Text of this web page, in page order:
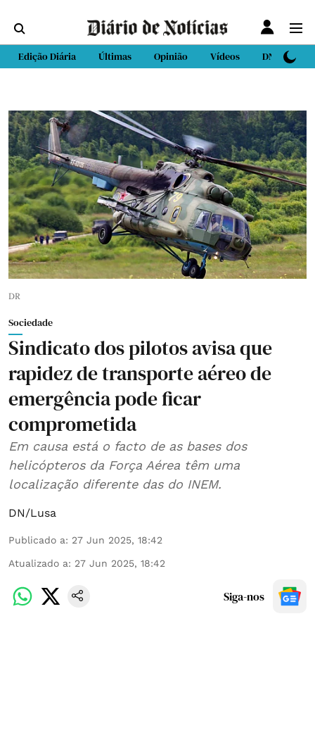
Edição Diária Últimas Opinião Vídeos DN Sport
DR
Sociedade
Sindicato dos pilotos avisa que
rapidez de transporte aéreo de
emergência pode ficar
comprometida
Em causa está o facto de as bases dos
helicópteros da Força Aérea têm uma
localização diferente das do INEM.
DN/Lusa
Publicado a: 27 Jun 2025, 18:42
Atualizado a: 27 Jun 2025, 18:42
Siga-nos